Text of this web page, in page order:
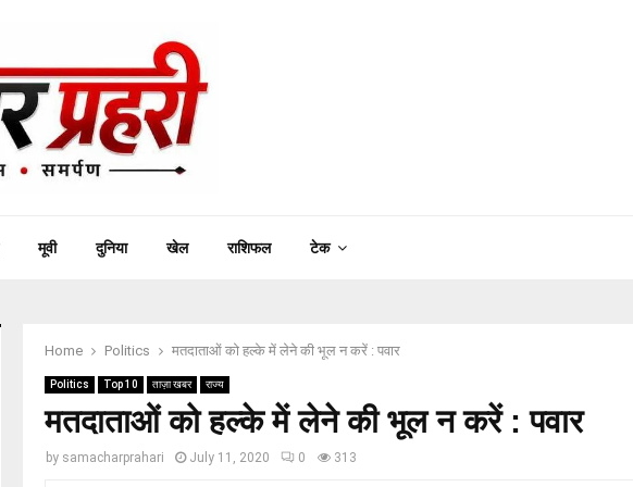
मूवी दुनिया खेल राशिफल टेक
Home Politics मतदाताओं को हल्के में लेने की भूल न करें : पवार
Politics Top 10 ताज़ा खबर राज्य
मतदाताओं को हल्के में लेने की भूल न करें : पवार
by samacharprahari July 11, 2020 0 313